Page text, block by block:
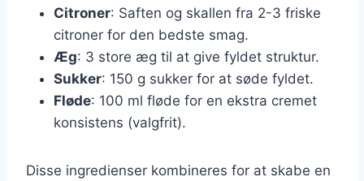
Citroner: Saften og skallen fra 2-3 friske
citroner for den bedste smag.
Æg: 3 store æg til at give fyldet struktur.
Sukker: 150 g sukker for at søde fyldet.
Fløde: 100 ml fløde for en ekstra cremet
konsistens (valgfrit).
Disse ingredienser kombineres for at skabe en